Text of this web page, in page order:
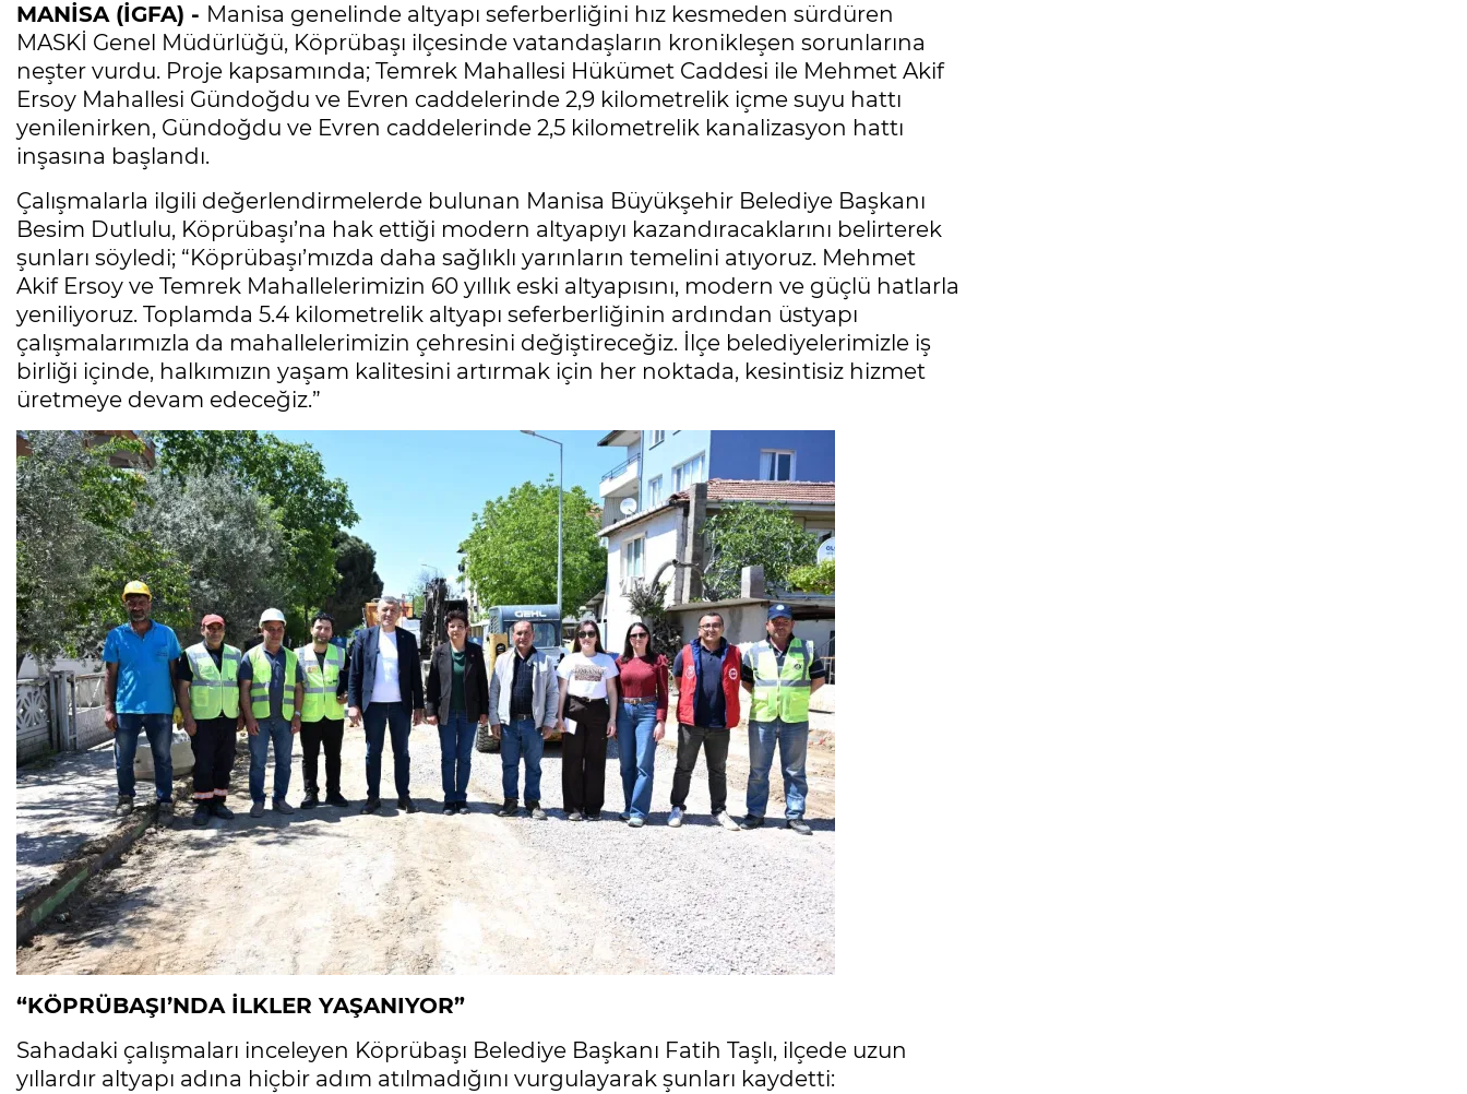
MANİSA (İGFA) - Manisa genelinde altyapı seferberliğini hız kesmeden sürdüren
MASKİ Genel Müdürlüğü, Köprübaşı ilçesinde vatandaşların kronikleşen sorunlarına
neşter vurdu. Proje kapsamında; Temrek Mahallesi Hükümet Caddesi ile Mehmet Akif
Ersoy Mahallesi Gündoğdu ve Evren caddelerinde 2,9 kilometrelik içme suyu hattı
yenilenirken, Gündoğdu ve Evren caddelerinde 2,5 kilometrelik kanalizasyon hattı
inşasına başlandı.
Çalışmalarla ilgili değerlendirmelerde bulunan Manisa Büyükşehir Belediye Başkanı
Besim Dutlulu, Köprübaşı’na hak ettiği modern altyapıyı kazandıracaklarını belirterek
şunları söyledi; “Köprübaşı’mızda daha sağlıklı yarınların temelini atıyoruz. Mehmet
Akif Ersoy ve Temrek Mahallelerimizin 60 yıllık eski altyapısını, modern ve güçlü hatlarla
yeniliyoruz. Toplamda 5.4 kilometrelik altyapı seferberliğinin ardından üstyapı
çalışmalarımızla da mahallelerimizin çehresini değiştireceğiz. İlçe belediyelerimizle iş
birliği içinde, halkımızın yaşam kalitesini artırmak için her noktada, kesintisiz hizmet
üretmeye devam edeceğiz.”
“KÖPRÜBAŞI’NDA İLKLER YAŞANIYOR”
Sahadaki çalışmaları inceleyen Köprübaşı Belediye Başkanı Fatih Taşlı, ilçede uzun
yıllardır altyapı adına hiçbir adım atılmadığını vurgulayarak şunları kaydetti: